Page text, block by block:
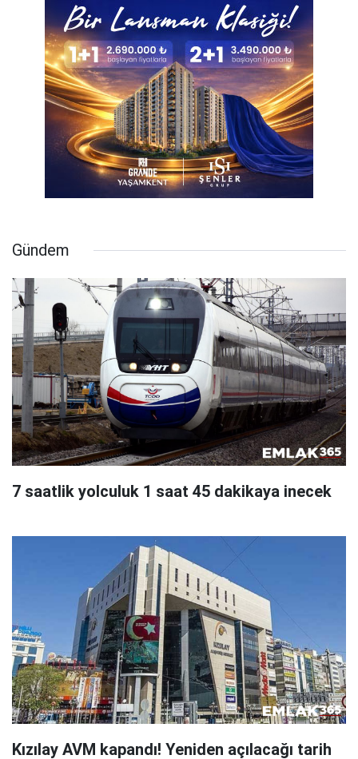
Gündem
7 saatlik yolculuk 1 saat 45 dakikaya inecek
Kızılay AVM kapandı! Yeniden açılacağı tarih